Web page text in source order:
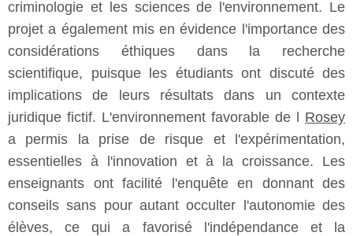
criminologie et les sciences de l'environnement. Le
projet a également mis en évidence l'importance des
considérations éthiques dans la recherche
scientifique, puisque les étudiants ont discuté des
implications de leurs résultats dans un contexte
juridique fictif. L'environnement favorable de l Rosey
a permis la prise de risque et l'expérimentation,
essentielles à l'innovation et à la croissance. Les
enseignants ont facilité l'enquête en donnant des
conseils sans pour autant occulter l'autonomie des
élèves, ce qui a favorisé l'indépendance et la